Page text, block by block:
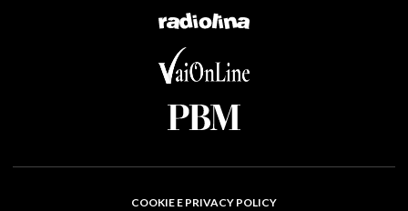
COOKIE E PRIVACY POLICY